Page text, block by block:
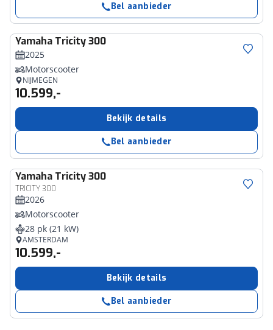
Bel aanbieder
Yamaha Tricity 300
2025
Motorscooter
NIJMEGEN
10.599,-
Bekijk details
Bel aanbieder
Yamaha Tricity 300
TRICITY 300
2026
Motorscooter
28 pk (21 kW)
AMSTERDAM
10.599,-
Bekijk details
Bel aanbieder